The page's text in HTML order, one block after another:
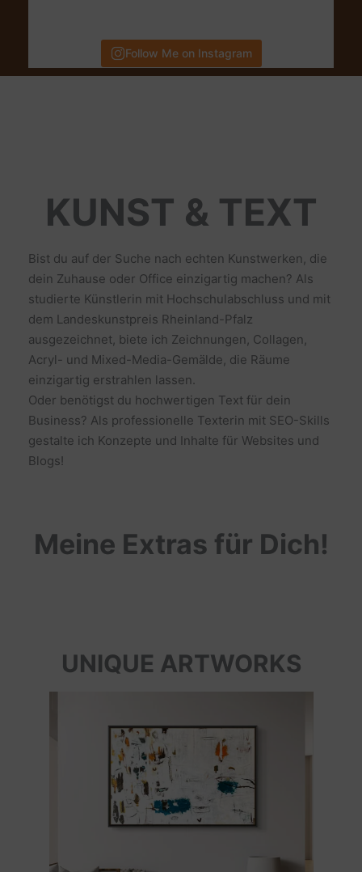
Follow Me on Instagram
KUNST & TEXT
Bist du auf der Suche nach echten Kunstwerken, die
dein Zuhause oder Office einzigartig machen? Als
studierte Künstlerin mit Hochschulabschluss und mit
dem Landeskunstpreis Rheinland-Pfalz
ausgezeichnet, biete ich Zeichnungen, Collagen,
Acryl- und Mixed-Media-Gemälde, die Räume
einzigartig erstrahlen lassen.
Oder benötigst du hochwertigen Text für dein
Business? Als professionelle Texterin mit SEO-Skills
gestalte ich Konzepte und Inhalte für Websites und
Blogs!
Meine Extras für Dich!
UNIQUE ARTWORKS